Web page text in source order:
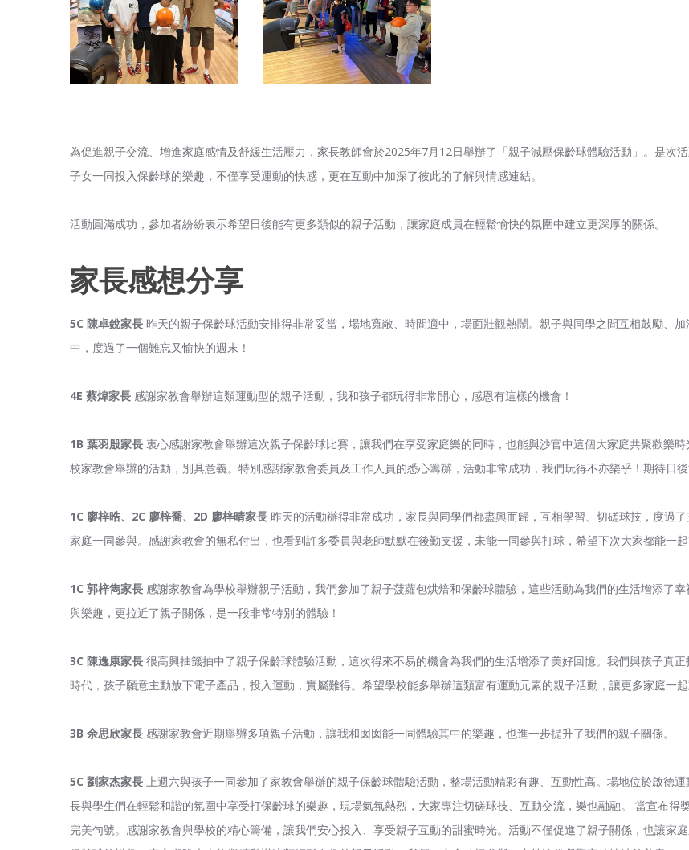
為促進親子交流、增進家庭感情及舒緩生活壓力，家長教師會於2025年7月12日舉辦了「親子減壓保齡球體驗活動」。是次
子女一同投入保齡球的樂趣，不僅享受運動的快感，更在互動中加深了彼此的了解與情感連結。
活動圓滿成功，參加者紛紛表示希望日後能有更多類似的親子活動，讓家庭成員在輕鬆愉快的氛圍中建立更深厚的關係。
家長感想分享
5C 陳卓銳家長 昨天的親子保齡球活動安排得非常妥當，場地寬敞、時間適中，場面壯觀熱鬧。親子與同學之間互相鼓勵、
中，度過了一個難忘又愉快的週末！
4E 蔡煒家長 感謝家教會舉辦這類運動型的親子活動，我和孩子都玩得非常開心，感恩有這樣的機會！
1B 葉羽殷家長 衷心感謝家教會舉辦這次親子保齡球比賽，讓我們在享受家庭樂的同時，也能與沙官中這個大家庭共聚歡樂
校家教會舉辦的活動，別具意義。特別感謝家教會委員及工作人員的悉心籌辦，活動非常成功，我們玩得不亦樂乎！期待日後
1C 廖梓晧、 2C 廖梓喬、 2D 廖梓晴家長 昨天的活動辦得非常成功，家長與同學們都盡興而歸，互相學習、切磋球技，度過
家庭一同參與。感謝家教會的無私付出，也看到許多委員與老師默默在後勤支援，未能一同參與打球，希望下次大家都能一起
1C 郭梓雋家長 感謝家教會為學校舉辦親子活動，我們參加了親子菠蘿包烘焙和保齡球體驗，這些活動為我們的生活增添了
與樂趣，更拉近了親子關係，是一段非常特別的體驗！
3C 陳逸康家長 很高興抽籤抽中了親子保齡球體驗活動，這次得來不易的機會為我們的生活增添了美好回憶。我們與孩子真
時代，孩子願意主動放下電子產品，投入運動，實屬難得。希望學校能多舉辦這類富有運動元素的親子活動，讓更多家庭一起
3B 余思欣家長 感謝家教會近期舉辦多項親子活動，讓我和囡囡能一同體驗其中的樂趣，也進一步提升了我們的親子關係。
5C 劉家杰家長 上週六與孩子一同參加了家教會舉辦的親子保齡球體驗活動，整場活動精彩有趣、互動性高。場地位於啟德
長與學生們在輕鬆和諧的氛圍中享受打保齡球的樂趣，現場氣氛熱烈，大家專注切磋球技、互動交流，樂也融融。 當宣布
完美句號。感謝家教會與學校的精心籌備，讓我們安心投入、享受親子互動的甜蜜時光。活動不僅促進了親子關係，也讓家